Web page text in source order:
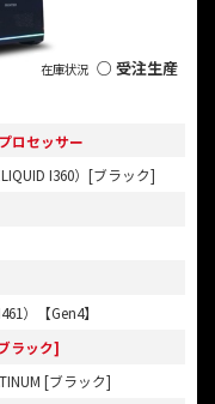
○ 受注生産
ロセッサー
I360）[ブラック]
）【Gen4】
ラック]
[ブラック]